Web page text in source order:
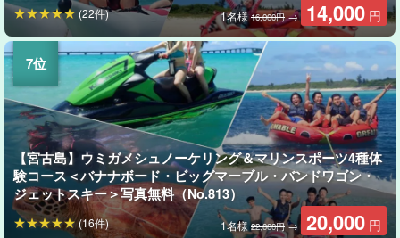
1名様16,000円→ 14,000 円
(22件)
【宮古島】ウミガメシュノーケリング＆マリンスポーツ4種体
験コース＜バナナボード・ビッグマーブル・バンドワゴン・
ジェットスキー＞写真無料（No.813）
1名様22,000円→ 20,000 円
(16件)